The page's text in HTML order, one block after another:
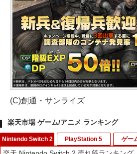
(C)創通・サンライズ
楽天市場 ゲーム/アニメ ランキング
Nintendo Switch 2 PlayStation 5 ゲー